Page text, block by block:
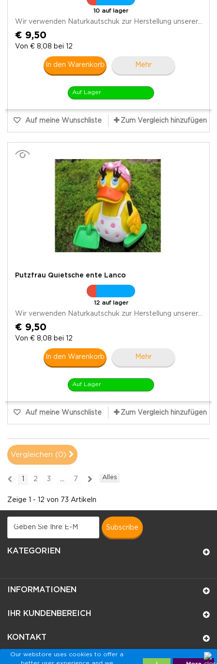
Our webstore uses cookies to offer a
10 auf lager
Wir verwenden Naturkautschuk zur Herstellung unserer...
€ 9,50
Von € 8,08 bei 12
In den Warenkorb Mehr
Auf Lager
Auf meine Wunschliste Zum Vergleich hinzufügen
Putzfrau Quietsche ente Lanco
12 auf lager
Wir verwenden Naturkautschuk zur Herstellung unserer...
€ 9,50
Von € 8,08 bei 12
In den Warenkorb Mehr
Auf Lager
Auf meine Wunschliste Zum Vergleich hinzufügen
Vergleichen (0)
Alles
2 3 7
Zeige 1 - 12 von 73 Artikeln
subscribe
KATEGORIEN
INFORMATIONEN
IHR KUNDENBEREICH
KONTAKT